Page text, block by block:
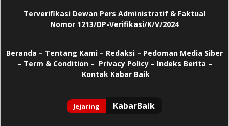
Terverifikasi Dewan Pers Administratif & Faktual
Nomor 1213/DP-Verifikasi/K/V/2024
Beranda – Tentang Kami – Redaksi – Pedoman Media Siber
– Term & Condition – Privacy Policy– Indeks Berita –
Kontak Kabar Baik